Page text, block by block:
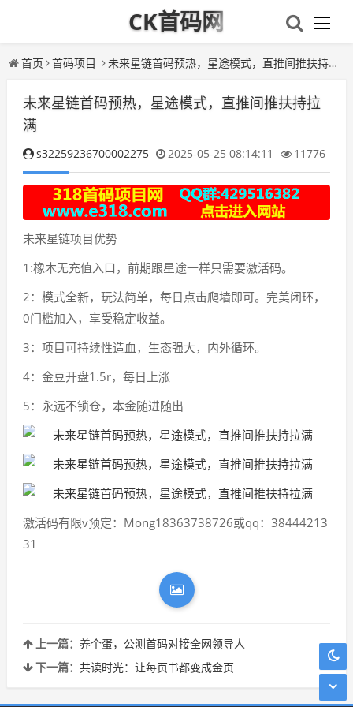
CK首码网
首页 首码项目 未来星链首码预热，星途模式，直推间推扶持拉满
未来星链首码预热，星途模式，直推间推扶持拉
满
s32259236700002275 2025-05-25 08:14:11 11776
未来星链项目优势
1:橡木无充值入口，前期跟星途一样只需要激活码。
2：模式全新，玩法简单，每日点击爬墙即可。完美闭环，
0门槛加入，享受稳定收益。
3：项目可持续性造血，生态强大，内外循环。
4：金豆开盘1.5r，每日上涨
5：永远不锁仓，本金随进随出
激活码有限v预定：Mong18363738726或qq：38444213
31
上一篇： 养个蛋，公测首码对接全网领导人
下一篇： 共读时光：让每页书都变成金页